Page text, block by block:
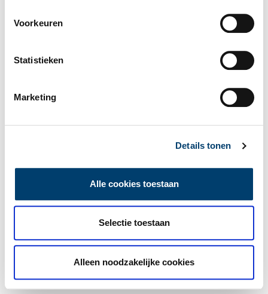
Voorkeuren
Statistieken
Marketing
Details tonen
Alle cookies toestaan
Selectie toestaan
Alleen noodzakelijke cookies